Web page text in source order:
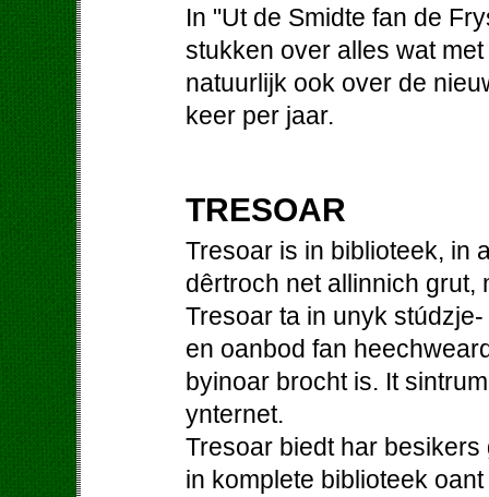
In "Ut de Smidte fan de
stukken over alles wat
natuurlijk ook over de
keer per jaar.
TRESOAR
Tresoar is in biblioteek, in
dêrtroch net allinnich grut,
Tresoar ta in unyk
en oanbod fan
byinoar brocht is. It
ynternet.
Tresoar biedt har
in komplete biblioteek